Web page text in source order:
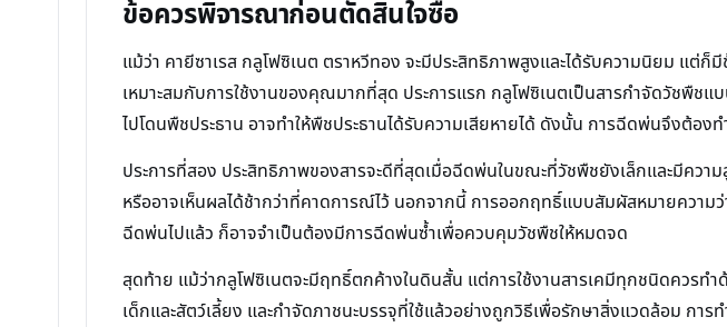
ข้อควรพิจารณาก่อนตัดสินใจซื้อ
แม้ว่า คายีซาเรส กลูโฟซิเนต ตราหวีทอง จะมีประสิทธิภาพสูงและได้รับความนิยม แ
เหมาะสมกับการใช้งานของคุณมากที่สุด ประการแรก กลูโฟซิเนตเป็นสารกำจัดวัชพืช
ไปโดนพืชประธาน อาจทำให้พืชประธานได้รับความเสียหายได้ ดังนั้น การฉีดพ่นจึงต้อ
ประการที่สอง ประสิทธิภาพของสารจะดีที่สุดเมื่อฉีดพ่นในขณะที่วัชพืชยังเล็กและมีคว
หรืออาจเห็นผลได้ช้ากว่าที่คาดการณ์ไว้ นอกจากนี้ การออกฤทธิ์แบบสัมผัสหมายควา
ฉีดพ่นไปแล้ว ก็อาจจำเป็นต้องมีการฉีดพ่นซ้ำเพื่อควบคุมวัชพืชให้หมดจด
สุดท้าย แม้ว่ากลูโฟซิเนตจะมีฤทธิ์ตกค้างในดินสั้น แต่การใช้งานสารเคมีทุกชนิดควรท
เด็กและสัตว์เลี้ยง และกำจัดภาชนะบรรจุที่ใช้แล้วอย่างถูกวิธีเพื่อรักษาสิ่งแวดล้อม กา